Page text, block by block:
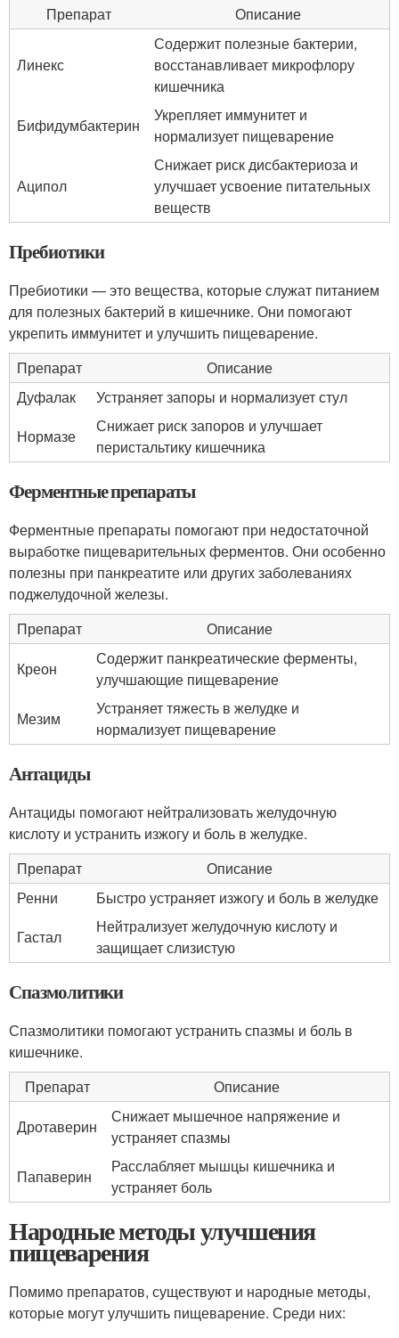
Препарат
Описание
Линекс
Содержит полезные бактерии,
восстанавливает микрофлору
кишечника
Бифидумбактерин
Укрепляет иммунитет и
нормализует пищеварение
Аципол
Снижает риск дисбактериоза и
улучшает усвоение питательных
веществ
Пребиотики
Пребиотики — это вещества, которые служат питанием
для полезных бактерий в кишечнике. Они помогают
укрепить иммунитет и улучшить пищеварение.
Препарат
Описание
Дуфалак
Устраняет запоры и нормализует стул
Нормазе
Снижает риск запоров и улучшает
перистальтику кишечника
Ферментные препараты
Ферментные препараты помогают при недостаточной
выработке пищеварительных ферментов. Они особенно
полезны при панкреатите или других заболеваниях
поджелудочной железы.
Препарат
Описание
Креон
Содержит панкреатические ферменты,
улучшающие пищеварение
Мезим
Устраняет тяжесть в желудке и
нормализует пищеварение
Антациды
Антациды помогают нейтрализовать желудочную
кислоту и устранить изжогу и боль в желудке.
Препарат
Описание
Ренни
Быстро устраняет изжогу и боль в желудке
Гастал
Нейтрализует желудочную кислоту и
защищает слизистую
Спазмолитики
Спазмолитики помогают устранить спазмы и боль в
кишечнике.
Препарат
Описание
Дротаверин
Снижает мышечное напряжение и
устраняет спазмы
Папаверин
Расслабляет мышцы кишечника и
устраняет боль
Народные методы улучшения
пищеварения
Помимо препаратов, существуют и народные методы,
которые могут улучшить пищеварение. Среди них: